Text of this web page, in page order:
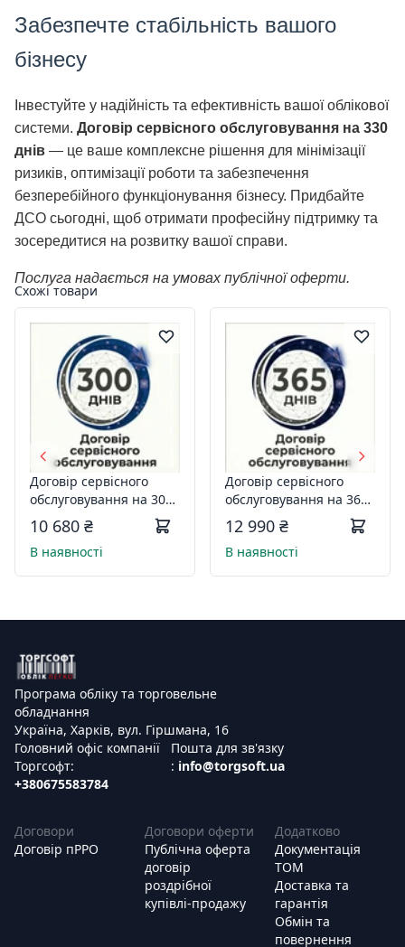
Забезпечте стабільність вашого
бізнесу
Інвестуйте у надійність та ефективність вашої облікової
системи. Договір сервісного обслуговування на 330
днів — це ваше комплексне рішення для мінімізації
ризиків, оптимізації роботи та забезпечення
безперебійного функціонування бізнесу. Придбайте
ДСО сьогодні, щоб отримати професійну підтримку та
зосередитися на розвитку вашої справи.
Послуга надається на умовах публічної оферти.
Схожі товари
Договір сервісного
обслуговування на 300
днів
10 680 ₴
В наявності
Договір сервісного
обслуговування на 365
днів
12 990 ₴
В наявності
Програма обліку та торговельне
обладнання
Україна, Харків, вул. Гіршмана, 16
Головний офіс компанії
Торгсофт:
+380675583784
Пошта для зв'язку
: info@torgsoft.ua
Договори
Договір пРРО
Договори оферти
Публічна оферта
договір
роздрібної
купівлі-продажу
Додатково
Документація
ТОМ
Доставка та
гарантія
Обмін та
повернення